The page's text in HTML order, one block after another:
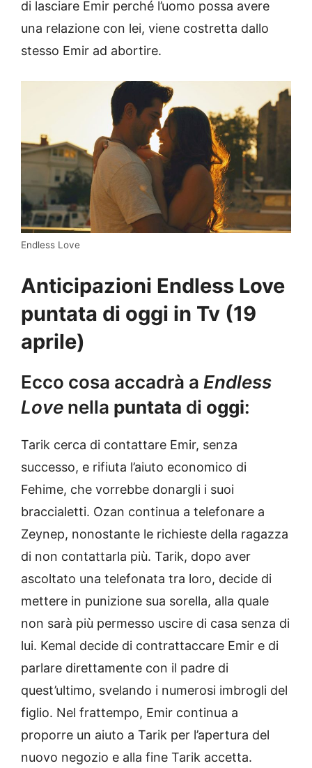
di lasciare Emir perché l’uomo possa avere
una relazione con lei, viene costretta dallo
stesso Emir ad abortire.
Endless Love
Anticipazioni Endless Love
puntata di oggi in Tv (19
aprile)
Ecco cosa accadrà a Endless
Love nella puntata di oggi:
Tarik cerca di contattare Emir, senza
successo, e rifiuta l’aiuto economico di
Fehime, che vorrebbe donargli i suoi
braccialetti. Ozan continua a telefonare a
Zeynep, nonostante le richieste della ragazza
di non contattarla più. Tarik, dopo aver
ascoltato una telefonata tra loro, decide di
mettere in punizione sua sorella, alla quale
non sarà più permesso uscire di casa senza di
lui. Kemal decide di contrattaccare Emir e di
parlare direttamente con il padre di
quest’ultimo, svelando i numerosi imbrogli del
figlio. Nel frattempo, Emir continua a
proporre un aiuto a Tarik per l’apertura del
nuovo negozio e alla fine Tarik accetta.